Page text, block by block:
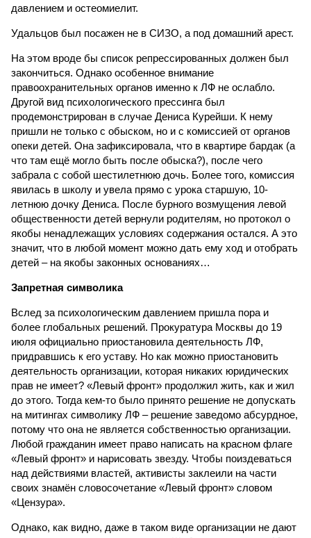
давлением и остеомиелит.
Удальцов был посажен не в СИЗО, а под домашний арест.
На этом вроде бы список репрессированных должен был
закончиться. Однако особенное внимание
правоохранительных органов именно к ЛФ не ослабло.
Другой вид психологического прессинга был
продемонстрирован в случае Дениса Курейши. К нему
пришли не только с обыском, но и с комиссией от органов
опеки детей. Она зафиксировала, что в квартире бардак (а
что там ещё могло быть после обыска?), после чего
забрала с собой шестилетнюю дочь. Более того, комиссия
явилась в школу и увела прямо с урока старшую, 10-
летнюю дочку Дениса. После бурного возмущения левой
общественности детей вернули родителям, но протокол о
якобы ненадлежащих условиях содержания остался. А это
значит, что в любой момент можно дать ему ход и отобрать
детей – на якобы законных основаниях…
Запретная символика
Вслед за психологическим давлением пришла пора и
более глобальных решений. Прокуратура Москвы до 19
июля официально приостановила деятельность ЛФ,
придравшись к его уставу. Но как можно приостановить
деятельность организации, которая никаких юридических
прав не имеет? «Левый фронт» продолжил жить, как и жил
до этого. Тогда кем-то было принято решение не допускать
на митингах символику ЛФ – решение заведомо абсурдное,
потому что она не является собственностью организации.
Любой гражданин имеет право написать на красном флаге
«Левый фронт» и нарисовать звезду. Чтобы поиздеваться
над действиями властей, активисты заклеили на части
своих знамён словосочетание «Левый фронт» словом
«Цензура».
Однако, как видно, даже в таком виде организации не дают